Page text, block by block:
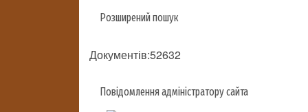
Розширений пошук
Документів:52632
Повідомлення адміністратору сайта